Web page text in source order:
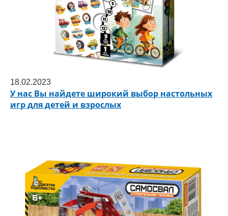
18.02.2023
У нас Вы найдете широкий выбор настольных
игр для детей и взрослых